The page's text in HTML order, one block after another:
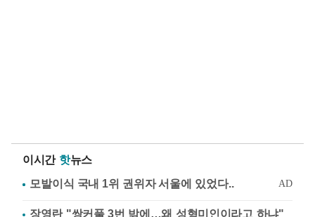
이시간 핫뉴스
장영란 "쌍커풀 3번 밖에…왜 성형미인이라고 하냐"